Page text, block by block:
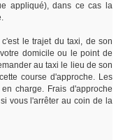
appliqué), dans ce cas la
le trajet du taxi, de son
domicile ou le point de
au taxi le lieu de son
course d'approche. Les
charge. Frais d'approche
vous l'arrêter au coin de la